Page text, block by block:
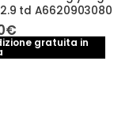
td A6620903080
€
gratuita in